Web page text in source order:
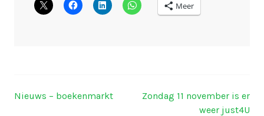
Meer
Berichtnavigatie
Nieuws – boekenmarkt
Zondag 11 november is er
weer just4U